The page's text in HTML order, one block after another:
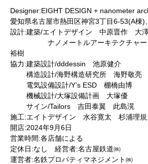
Designer:EIGHT DESIGN + nanometer
愛知県名古屋市熱田区神宮3丁目6-53(A棟)
設計:建築/エイトデザイン 中原晋作 大
ナノメートルアーキテクチャー
裕樹
協力:建築設計/dddessin 池原健介
構造設計/海野構造研究所 海野敬亮
電気設備設計/Y’s ESD 棚橋由博
機械設計/大塚設備計画 大塚優
サイン/Tailors 吉田泰翼 此島滉
施工:エイトデザイン 水谷寛太 杉浦理規
開店:2024年9月6日
営業時間:各店舗による
定休日:なし 経営者:名古屋鉄道㈱
運営者:名鉄プロパティマネジメント㈱